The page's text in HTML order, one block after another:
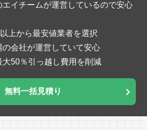
イチームが運営しているので安心
上から最安値業者を選択
の会社が運営していて安心
大50％引っ越し費用を削減
無料一括見積り